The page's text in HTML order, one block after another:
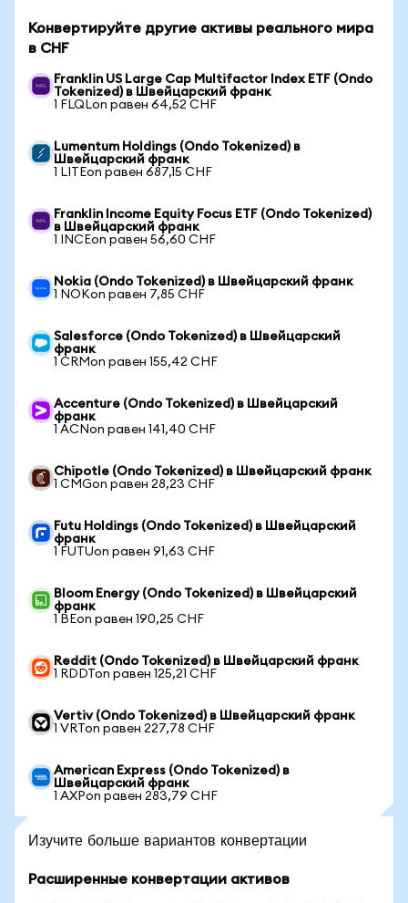
Конвертируйте другие активы реального мира
в CHF
Franklin US Large Cap Multifactor Index ETF (Ondo
Tokenized) в Швейцарский франк
1 FLQLon равен 64,52 CHF
Lumentum Holdings (Ondo Tokenized) в
Швейцарский франк
1 LITEon равен 687,15 CHF
Franklin Income Equity Focus ETF (Ondo Tokenized)
в Швейцарский франк
1 INCEon равен 56,60 CHF
Nokia (Ondo Tokenized) в Швейцарский франк
1 NOKon равен 7,85 CHF
Salesforce (Ondo Tokenized) в Швейцарский
франк
1 CRMon равен 155,42 CHF
Accenture (Ondo Tokenized) в Швейцарский
франк
1 ACNon равен 141,40 CHF
Chipotle (Ondo Tokenized) в Швейцарский франк
1 CMGon равен 28,23 CHF
Futu Holdings (Ondo Tokenized) в Швейцарский
франк
1 FUTUon равен 91,63 CHF
Bloom Energy (Ondo Tokenized) в Швейцарский
франк
1 BEon равен 190,25 CHF
Reddit (Ondo Tokenized) в Швейцарский франк
1 RDDTon равен 125,21 CHF
Vertiv (Ondo Tokenized) в Швейцарский франк
1 VRTon равен 227,78 CHF
American Express (Ondo Tokenized) в
Швейцарский франк
1 AXPon равен 283,79 CHF
Изучите больше вариантов конвертации
Расширенные конвертации активов